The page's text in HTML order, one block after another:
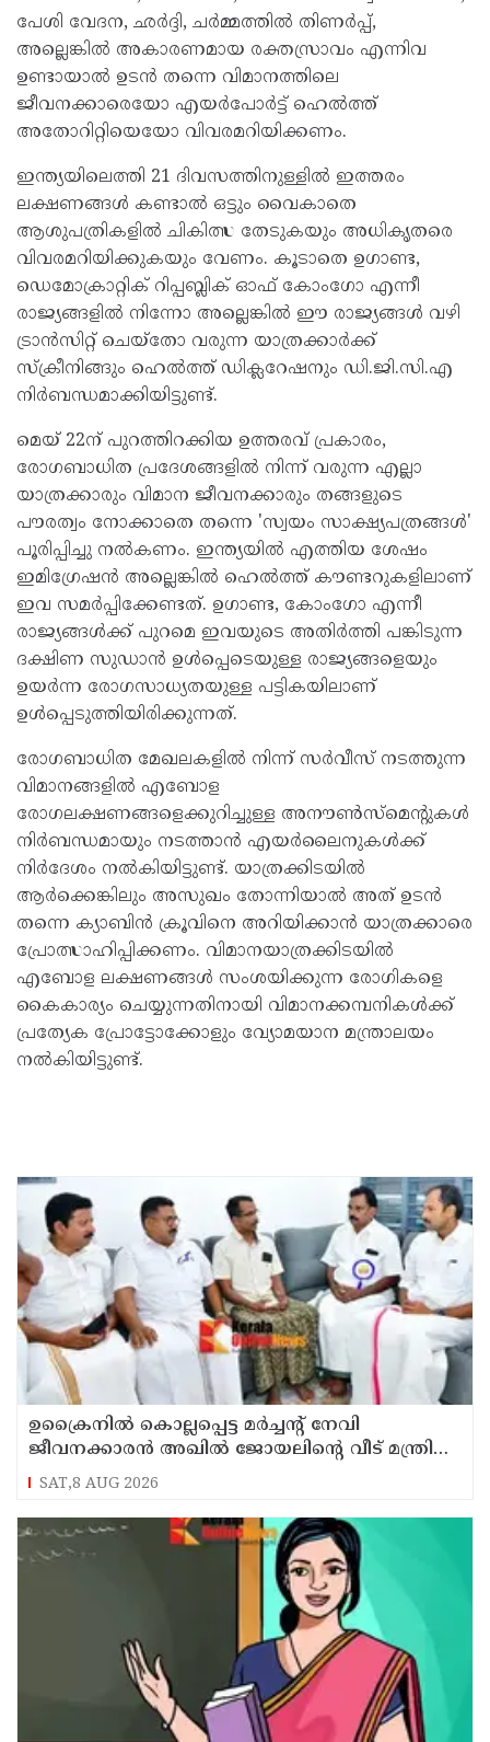
പേശി വേദന, ഛർദ്ദി, ചർമ്മത്തിൽ തിണർപ്പ്,
അല്ലെങ്കിൽ അകാരണമായ രക്തസ്രാവം എന്നിവ
ഉണ്ടായാൽ ഉടൻ തന്നെ വിമാനത്തിലെ
ജീവനക്കാരെയോ എയർപോർട്ട് ഹെൽത്ത്
അതോറിറ്റിയെയോ വിവരമറിയിക്കണം.
ഇന്ത്യയിലെത്തി 21 ദിവസത്തിനുള്ളിൽ ഇത്തരം
ലക്ഷണങ്ങൾ കണ്ടാൽ ഒട്ടും വൈകാതെ
ആശുപത്രികളിൽ ചികിത്സ തേടുകയും അധികൃതരെ
വിവരമറിയിക്കുകയും വേണം. കൂടാതെ ഉഗാണ്ട,
ഡെമോക്രാറ്റിക് റിപ്പബ്ലിക് ഓഫ് കോംഗോ എന്നീ
രാജ്യങ്ങളിൽ നിന്നോ അല്ലെങ്കിൽ ഈ രാജ്യങ്ങൾ വഴി
ട്രാൻസിറ്റ് ചെയ്തോ വരുന്ന യാത്രക്കാർക്ക്
സ്ക്രീനിങ്ങും ഹെൽത്ത് ഡിക്ലറേഷനും ഡി.ജി.സി.എ
നിർബന്ധമാക്കിയിട്ടുണ്ട്.
മെയ് 22ന് പുറത്തിറക്കിയ ഉത്തരവ് പ്രകാരം,
രോഗബാധിത പ്രദേശങ്ങളിൽ നിന്ന് വരുന്ന എല്ലാ
യാത്രക്കാരും വിമാന ജീവനക്കാരും തങ്ങളുടെ
പൗരത്വം നോക്കാതെ തന്നെ 'സ്വയം സാക്ഷ്യപത്രങ്ങൾ'
പൂരിപ്പിച്ചു നൽകണം. ഇന്ത്യയിൽ എത്തിയ ശേഷം
ഇമിഗ്രേഷൻ അല്ലെങ്കിൽ ഹെൽത്ത് കൗണ്ടറുകളിലാണ്
ഇവ സമർപ്പിക്കേണ്ടത്. ഉഗാണ്ട, കോംഗോ എന്നീ
രാജ്യങ്ങൾക്ക് പുറമെ ഇവയുടെ അതിർത്തി പങ്കിടുന്ന
ദക്ഷിണ സുഡാൻ ഉൾപ്പെടെയുള്ള രാജ്യങ്ങളെയും
ഉയർന്ന രോഗസാധ്യതയുള്ള പട്ടികയിലാണ്
ഉൾപ്പെടുത്തിയിരിക്കുന്നത്.
രോഗബാധിത മേഖലകളിൽ നിന്ന് സർവീസ് നടത്തുന്ന
വിമാനങ്ങളിൽ എബോള
രോഗലക്ഷണങ്ങളെക്കുറിച്ചുള്ള അനൗൺസ്മെന്റുകൾ
നിർബന്ധമായും നടത്താൻ എയർലൈനുകൾക്ക്
നിർദേശം നൽകിയിട്ടുണ്ട്. യാത്രക്കിടയിൽ
ആർക്കെങ്കിലും അസുഖം തോന്നിയാൽ അത് ഉടൻ
തന്നെ ക്യാബിൻ ക്രൂവിനെ അറിയിക്കാൻ യാത്രക്കാരെ
പ്രോത്സാഹിപ്പിക്കണം. വിമാനയാത്രക്കിടയിൽ
എബോള ലക്ഷണങ്ങൾ സംശയിക്കുന്ന രോഗികളെ
കൈകാര്യം ചെയ്യുന്നതിനായി വിമാനക്കമ്പനികൾക്ക്
പ്രത്യേക പ്രോട്ടോക്കോളും വ്യോമയാന മന്ത്രാലയം
നൽകിയിട്ടുണ്ട്.
ഉക്രൈനിൽ കൊല്ലപ്പെട്ട മർച്ചന്റ് നേവി
ജീവനക്കാരൻ അഖിൽ ജോയലിന്റെ വീട് മന്ത്രി
അനൂപ് ജേക്കബ്ബ് സന്ദർശിച്ചു
SAT,8 AUG 2026